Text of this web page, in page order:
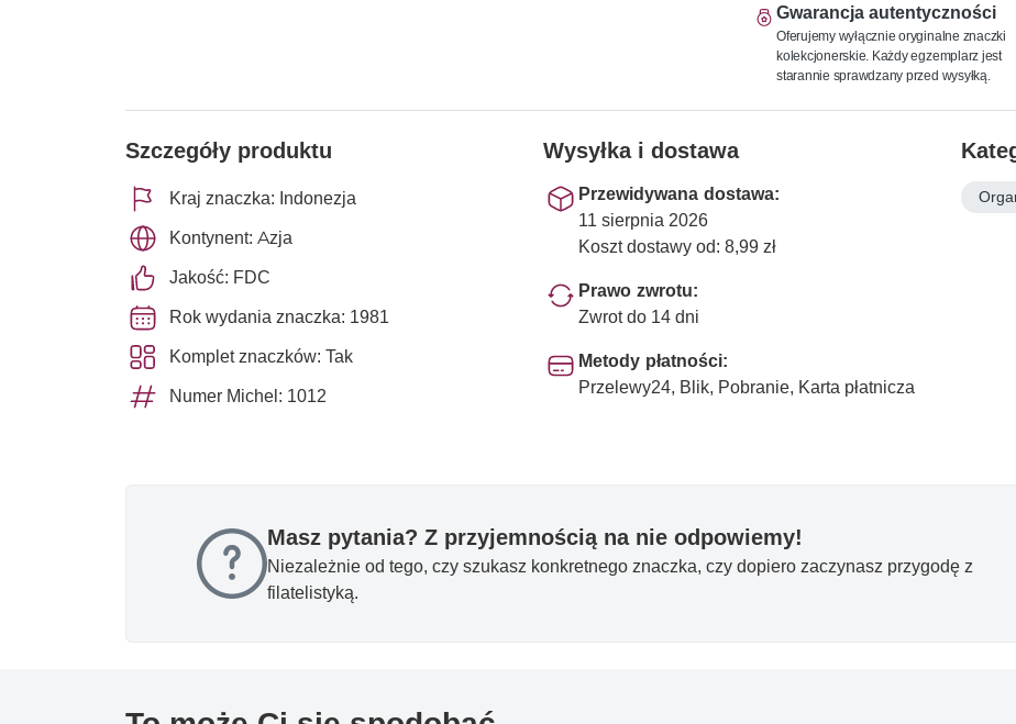
Gwarancja autentyczności
Oferujemy wyłącznie oryginalne znaczki
kolekcjonerskie. Każdy egzemplarz jest
starannie sprawdzany przed wysyłką.
Szczegóły produktu
Kraj znaczka: Indonezja
Kontynent: Azja
Jakość: FDC
Rok wydania znaczka: 1981
Komplet znaczków: Tak
Numer Michel: 1012
Wysyłka i dostawa
Przewidywana dostawa:
11 sierpnia 2026
Koszt dostawy od: 8,99 zł
Prawo zwrotu:
Zwrot do 14 dni
Metody płatności:
Przelewy24, Blik, Pobranie, Karta płatnicza
Masz pytania? Z przyjemnością na nie odpowiemy!
Niezależnie od tego, czy szukasz konkretnego znaczka, czy dopiero zaczynasz przygodę z
filatelistyką.